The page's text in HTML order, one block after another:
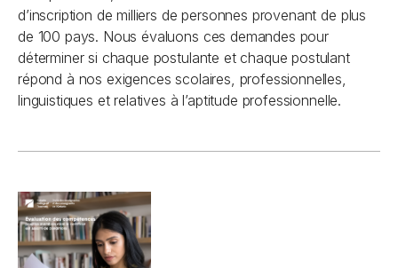
d’inscription de milliers de personnes provenant de plus
de 100 pays. Nous évaluons ces demandes pour
déterminer si chaque postulante et chaque postulant
répond à nos exigences scolaires, professionnelles,
linguistiques et relatives à l’aptitude professionnelle.